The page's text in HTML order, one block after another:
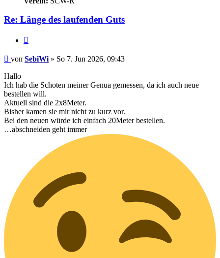
Re: Länge des laufenden Guts
Ungelesener
von SebiWi » So 7. Jun 2026, 09:43
Hallo
Ich hab die Schoten meiner Genua gemessen, da ich auch neue
bestellen will.
Aktuell sind die 2x8Meter.
Bisher kamen sie mir nicht zu kurz vor.
Bei den neuen würde ich einfach 20Meter bestellen.
…abschneiden geht immer